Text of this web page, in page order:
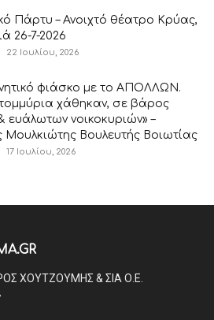
Πάρτυ – Ανοιχτό θέατρο Κρύας,
26-7-2026
22 Ιουλίου, 2026
φιάσκο με το ΑΠΟΛΛΩΝ.
χάθηκαν, σε βάρος
ευάλωτων νοικοκυριών» –
Μουλκιώτης Βουλευτής Βοιωτίας
17 Ιουλίου, 2026
ΧΟΥΤΖΟΥΜΗΣ & ΣΙΑ Ο.Ε.